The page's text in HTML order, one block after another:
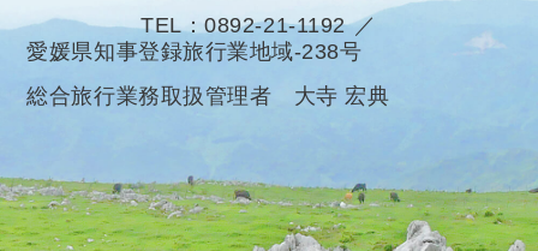
TEL
0892-21-1192
愛媛県知事登録旅行業地域-238号
総合旅行業務取扱管理者 大寺 宏典